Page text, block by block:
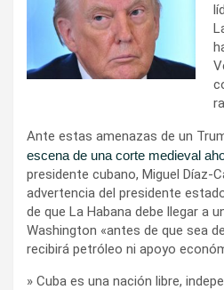
Ante estas amenazas de un
escena de una corte medieval
presidente cubano, Miguel Díaz-
advertencia del presidente
de que La Habana debe llegar a
Washington «antes de que sea
recibirá petróleo ni apoyo
» Cuba es una nación libre,